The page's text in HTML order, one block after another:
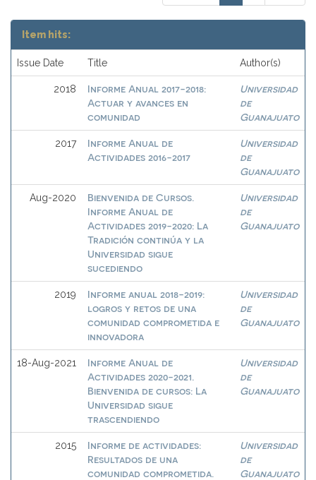
Item hits:
Issue Date Title Author(s)
2018
Informe Anual 2017-2018:
Actuar y avances en
comunidad
Universidad
de
Guanajuato
2017
Informe Anual de
Actividades 2016-2017
Universidad
de
Guanajuato
Aug-2020
Bienvenida de Cursos.
Informe Anual de
Actividades 2019-2020: La
Tradición continúa y la
Universidad sigue
sucediendo
Universidad
de
Guanajuato
2019
Informe anual 2018-2019:
logros y retos de una
comunidad comprometida e
innovadora
Universidad
de
Guanajuato
18-Aug-2021
Informe Anual de
Actividades 2020-2021.
Bienvenida de cursos: La
Universidad sigue
trascendiendo
Universidad
de
Guanajuato
2015
Informe de actividades:
Resultados de una
comunidad comprometida.
Universidad
de
Guanajuato